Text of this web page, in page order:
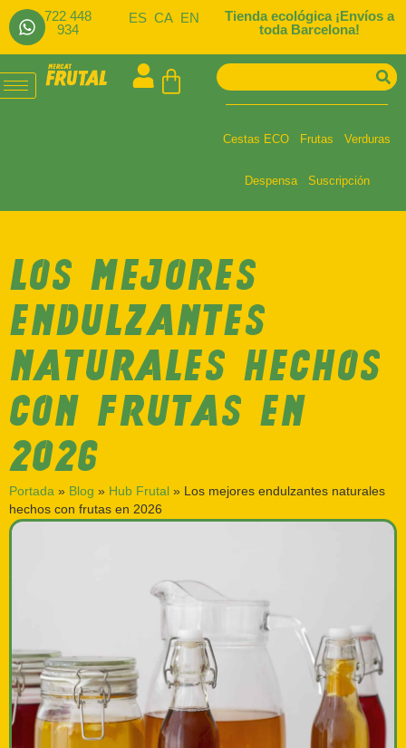
722 448
934
Tienda ecológica ¡Envíos a
toda Barcelona!
ES CA EN
Cestas ECO Frutas Verduras
Despensa Suscripción
LOS MEJORES
ENDULZANTES
NATURALES HECHOS
CON FRUTAS EN
2026
Portada » Blog » Hub Frutal » Los mejores endulzantes naturales
hechos con frutas en 2026